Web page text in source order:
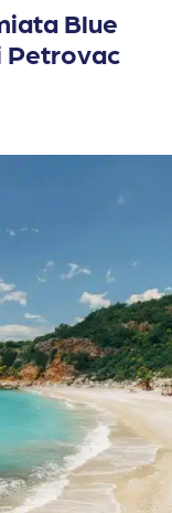
Blue
Petrovac